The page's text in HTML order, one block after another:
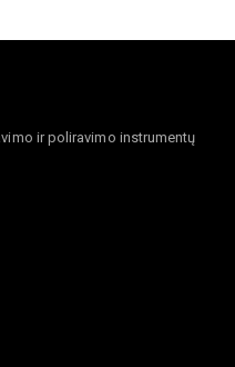
ir poliravimo instrumentų